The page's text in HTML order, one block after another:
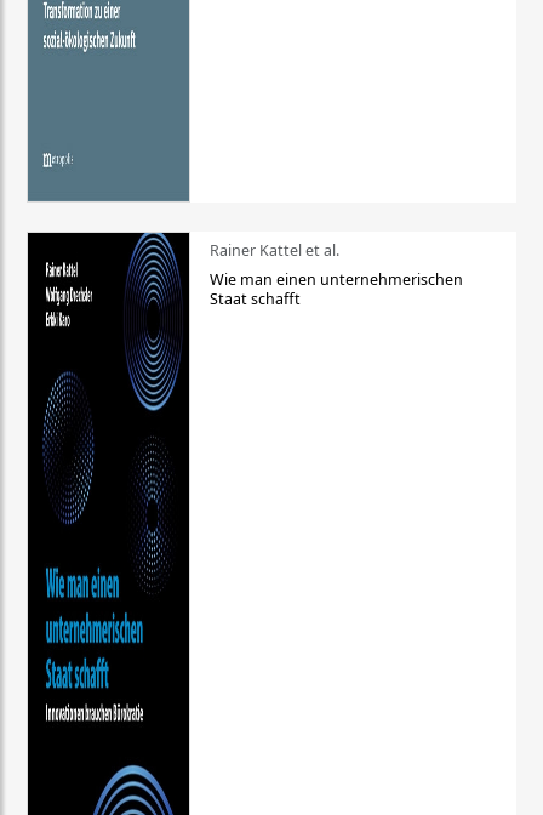
Rainer Kattel et al.
Wie man einen unternehmerischen
Staat schafft